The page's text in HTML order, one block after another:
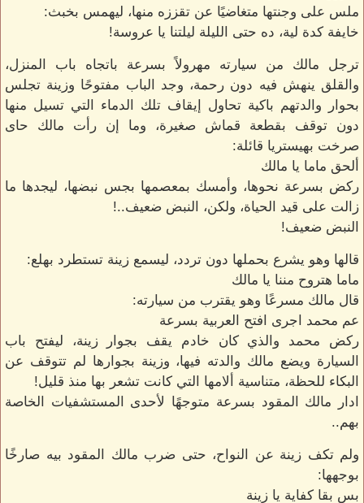
ملس على وجنتها متغاضيًا عن تقززه منها، ليهمس بخبث:
خايفة كدة لية، ده حتى الليلة ليلتنا يا عروسة!
ترجل مالك من سيارته مهرولاً بسرعة باتجاه باب المنزل،
والقلق ينهش فيه دون رحمة، وجد الباب مفتوحًا وزينة تجلس
بحوار والدتهم باكية تحاول إيقاف تلك الدماء التي تسيل منها
دون توقف بقطعة قماش صغيرة، وما إن رأت مالك حاى
صرخت بهيستريا قائلة:
ألحق ماما يا مالك
ركض بسرعة نحوها، وأمسك بمعصمها بجس نبضها، ليجدها ما
زالت على قيد الحياة، ولكن، النبض ضعيف..!
النبض ضعيف!
قالها وهو يشرع بحملها دون تردد، ليسمع زينة تستطرد بهلع:
ماما هتروح مننا يا مالك
قال مالك مسرعًا وهو يقترب من سيارته:
عم محمد اجرى افتح العربية بسرعة
ركض محمد والذي كان خادم يقف بجوار زينة، ليفتح باب
السيارة ويضع مالك والدته فيها، وزينة بجوارها لم تتوقف عن
البكاء للحظة، متناسية ألامها التي كانت تشعر بها منذ قليل!
ادار مالك المقود بسرعة متوجهًا لأحدى المستشفيات الخاصة
بهم..
ولم تكف زينة عن النواح، حتى ضرب مالك المقود بيه صارخًا
بوجهها:
بس بقا كفاية يا زينة